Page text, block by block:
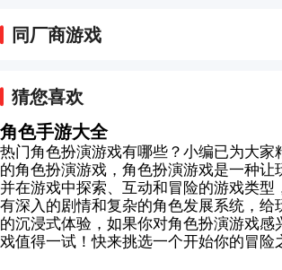
同厂商游戏
猜您喜欢
角色手游大全
热门角色扮演游戏有哪些？小编已为大家
的角色扮演游戏，角色扮演游戏是一种让
并在游戏中探索、互动和冒险的游戏类型
有深入的剧情和复杂的角色发展系统，给
的沉浸式体验，如果你对角色扮演游戏感
戏值得一试！快来挑选一个开始你的冒险